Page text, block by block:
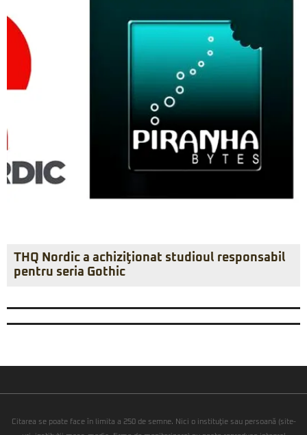
THQ Nordic a achiziţionat studioul responsabil
pentru seria Gothic
Citarea se poate face în limita a 250 de semne. Nici o instituţie sau persoană (site-